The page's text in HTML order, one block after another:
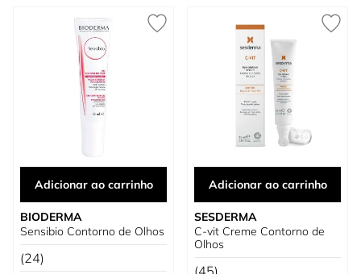
Adicionar ao carrinho
BIODERMA
Sensibio Contorno de Olhos
(24)
Adicionar ao carrinho
SESDERMA
C-vit Creme Contorno de
Olhos
(45)